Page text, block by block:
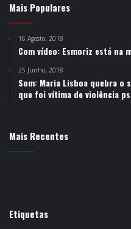
Mais Populares
16 Agosto, 2018
Com vídeo: Esmoriz está na
25 Junho, 2018
Som: Maria Lisboa quebra o
que foi vítima de violência
Mais Recentes
Etiquetas